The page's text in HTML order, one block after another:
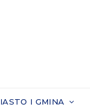
I GMINA